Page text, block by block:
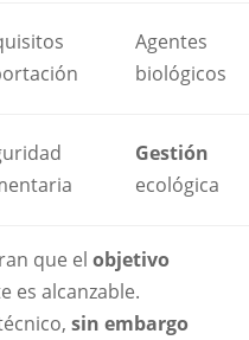
Agentes
biológicos
Gestión
ecológica
que el objetivo
es alcanzable.
sin embargo